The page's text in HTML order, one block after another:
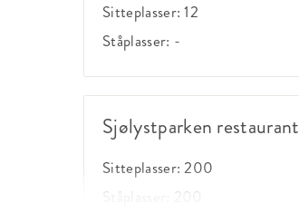
Sitteplasser:12
Ståplasser: -
Sjølystparken restaurant
Sitteplasser:200
Ståplasser:
200